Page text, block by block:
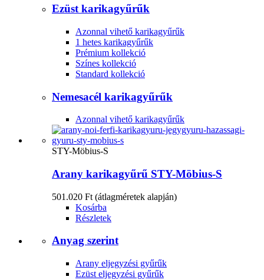
Ezüst karikagyűrűk
Azonnal vihető karikagyűrűk
1 hetes karikagyűrűk
Prémium kollekció
Színes kollekció
Standard kollekció
Nemesacél karikagyűrűk
Azonnal vihető karikagyűrűk
STY-Möbius-S
Arany karikagyűrű STY-Möbius-S
501.020 Ft (átlagméretek alapján)
Kosárba
Részletek
Anyag szerint
Arany eljegyzési gyűrűk
Ezüst eljegyzési gyűrűk